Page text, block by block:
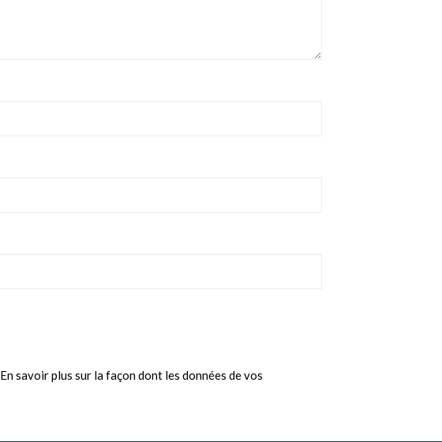
En savoir plus sur la façon dont les données de vos